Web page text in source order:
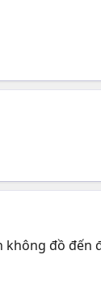
không đồ đến